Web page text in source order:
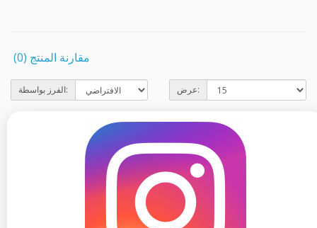
مقارنة المنتج (0)
الفرز بواسطة: عرض: